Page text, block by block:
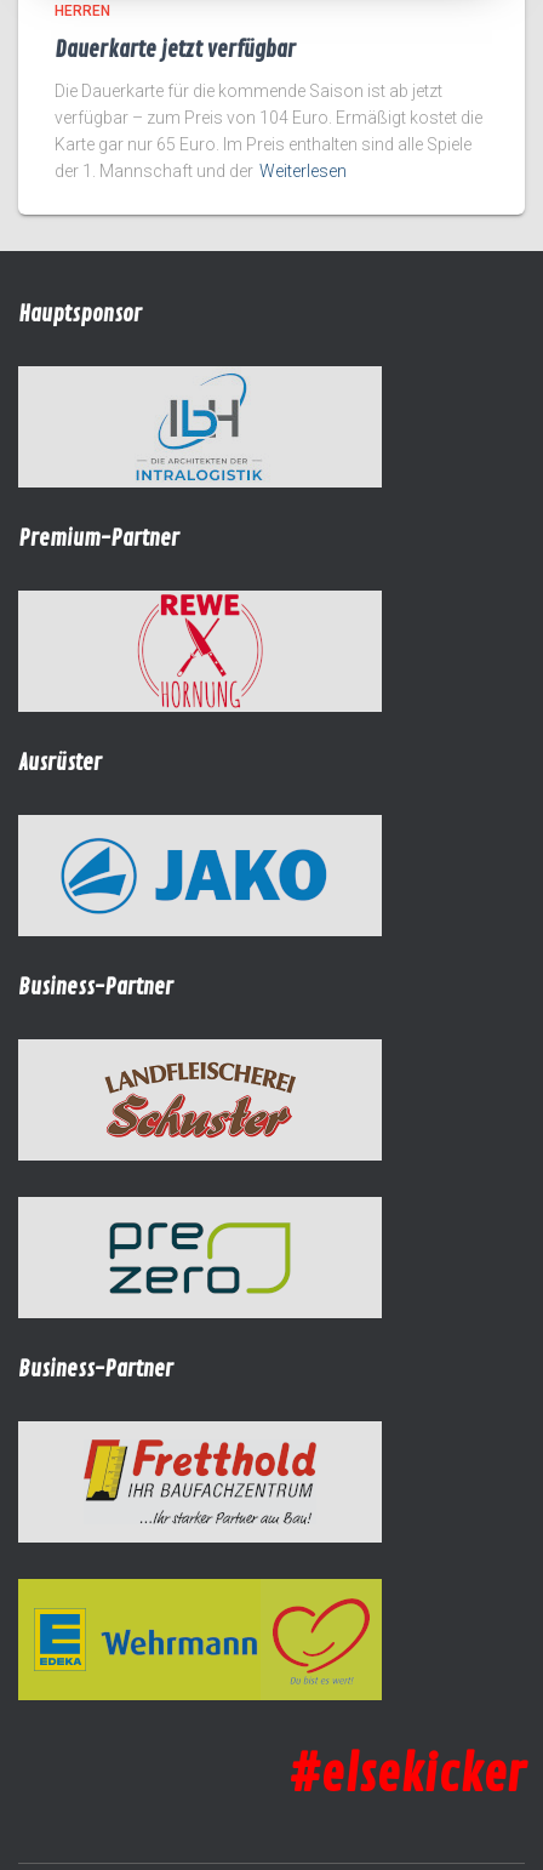
HERREN
Dauerkarte jetzt verfügbar
Die Dauerkarte für die kommende Saison ist ab jetzt
verfügbar – zum Preis von 104 Euro. Ermäßigt kostet die
Karte gar nur 65 Euro. Im Preis enthalten sind alle Spiele
der 1. Mannschaft und der Weiterlesen
Hauptsponsor
Premium-Partner
Ausrüster
Business-Partner
Business-Partner
#elsekicker